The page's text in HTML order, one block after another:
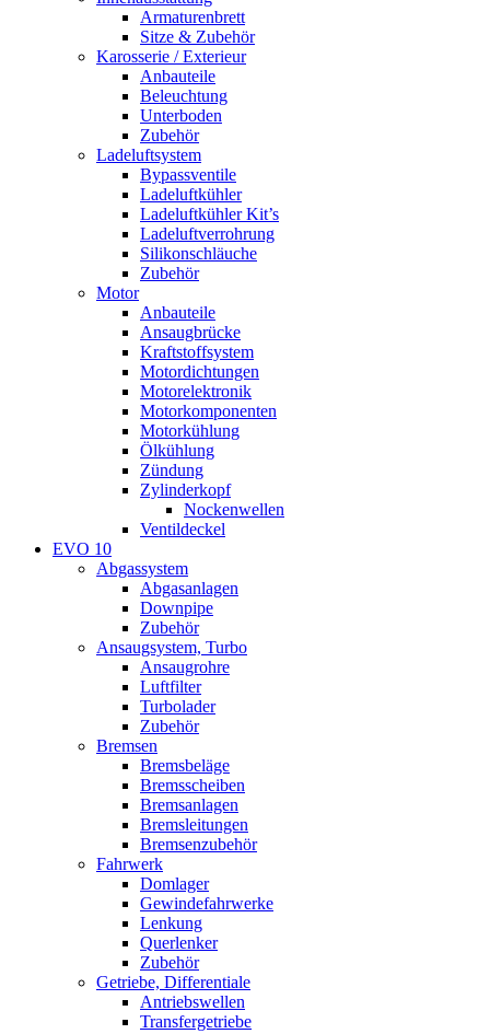
Armaturenbrett
Sitze & Zubehör
Karosserie / Exterieur
Anbauteile
Beleuchtung
Unterboden
Zubehör
Ladeluftsystem
Bypassventile
Ladeluftkühler
Ladeluftkühler Kit’s
Ladeluftverrohrung
Silikonschläuche
Zubehör
Motor
Anbauteile
Ansaugbrücke
Kraftstoffsystem
Motordichtungen
Motorelektronik
Motorkomponenten
Motorkühlung
Ölkühlung
Zündung
Zylinderkopf
Nockenwellen
Ventildeckel
EVO 10
Abgassystem
Abgasanlagen
Downpipe
Zubehör
Ansaugsystem, Turbo
Ansaugrohre
Luftfilter
Turbolader
Zubehör
Bremsen
Bremsbeläge
Bremsscheiben
Bremsanlagen
Bremsleitungen
Bremsenzubehör
Fahrwerk
Domlager
Gewindefahrwerke
Lenkung
Querlenker
Zubehör
Getriebe, Differentiale
Antriebswellen
Transfergetriebe